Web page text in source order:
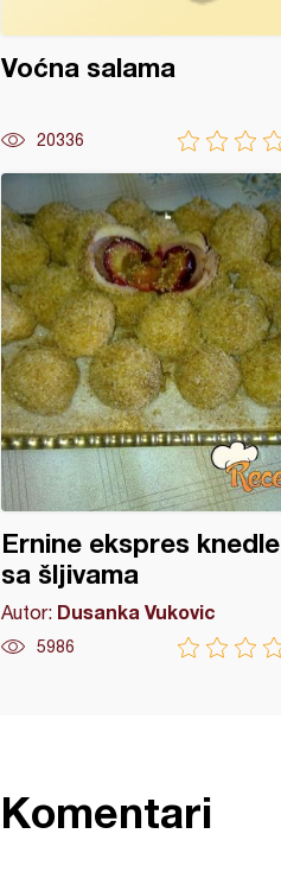
Voćna salama
20336
Ernine ekspres knedle
sa šljivama
Autor: Dusanka Vukovic
5986
Komentari